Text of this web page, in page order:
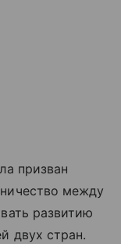
призван
между
развитию
двух стран.